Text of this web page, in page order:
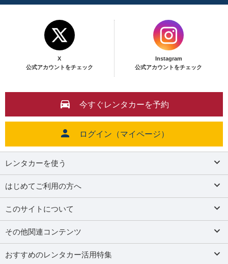
X
公式アカウントをチェック
Instagram
公式アカウントをチェック
今すぐレンタカーを予約
ログイン（マイページ）
レンタカーを使う
はじめてご利用の方へ
このサイトについて
その他関連コンテンツ
おすすめのレンタカー活用特集